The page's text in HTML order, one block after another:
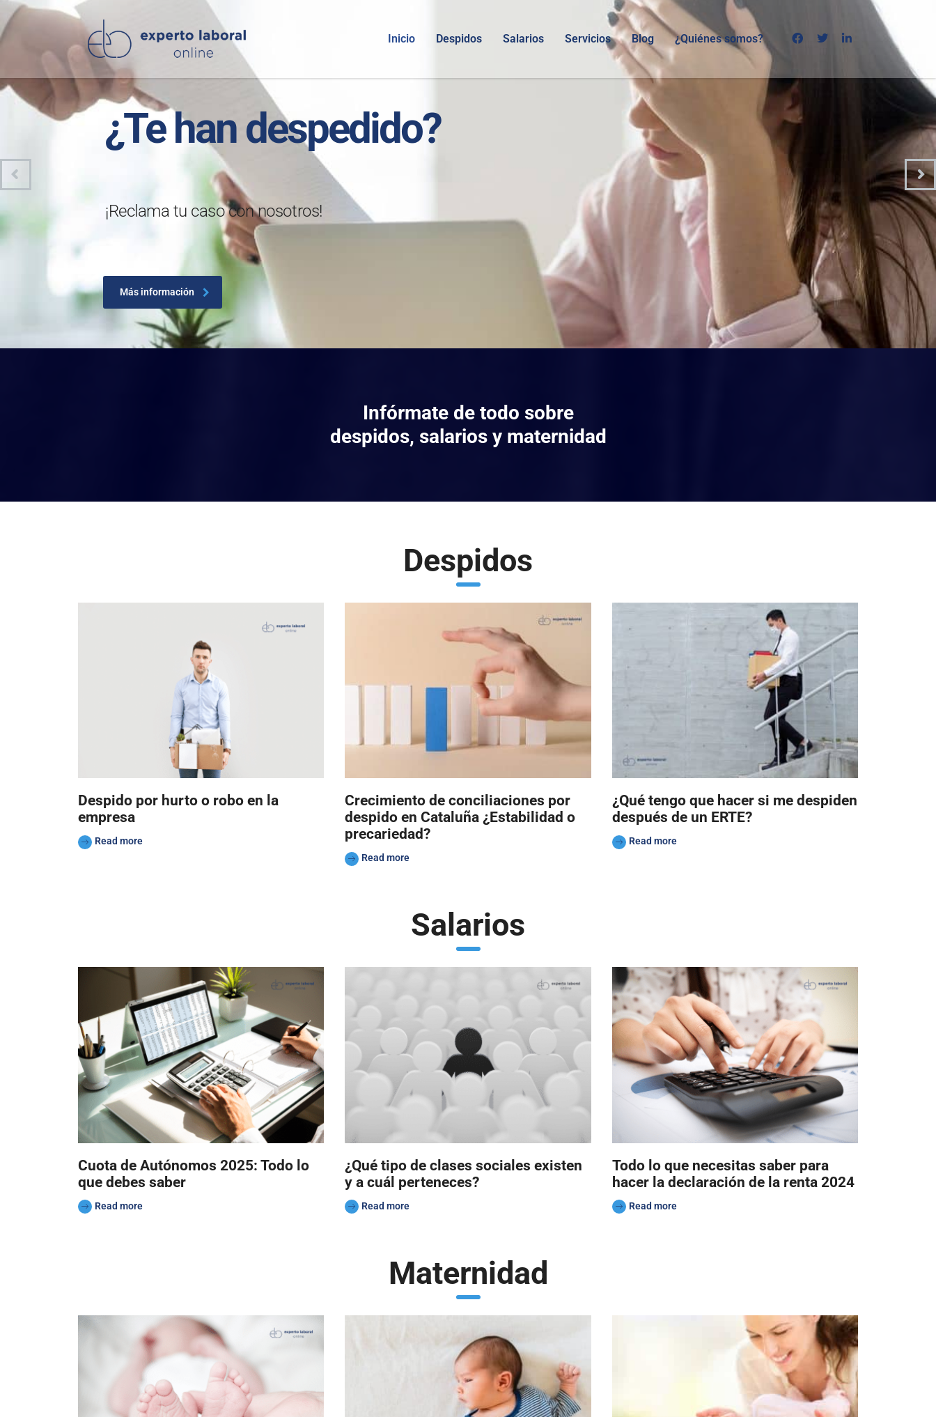
Inicio Despidos Salarios Servicios Blog ¿Quiénes somos?
¿Te han despedido?
¡Reclama tu caso con nosotros!
Más información
Infórmate de todo sobre
despidos, salarios y maternidad
Despidos
Despido por hurto o robo en la
empresa
Read more
Crecimiento de conciliaciones por
despido en Cataluña ¿Estabilidad o
precariedad?
Read more
¿Qué tengo que hacer si me despiden
después de un ERTE?
Read more
Salarios
Cuota de Autónomos 2025: Todo lo
que debes saber
Read more
¿Qué tipo de clases sociales existen
y a cuál perteneces?
Read more
Todo lo que necesitas saber para
hacer la declaración de la renta 2024
Read more
Maternidad